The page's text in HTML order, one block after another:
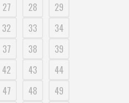
27 28
29
32 33
34
37 38
39
42 43
44
47 48
49